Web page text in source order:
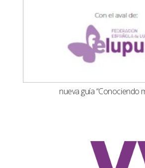
nueva guía “Conociendo